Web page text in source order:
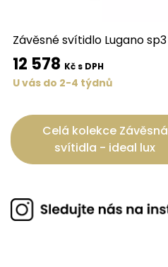
Závěsné svítidlo Lugano sp3
12 578 Kč s DPH
U vás do 2-4 týdnů
Celá kolekce Závěsná
svítidla - ideal lux